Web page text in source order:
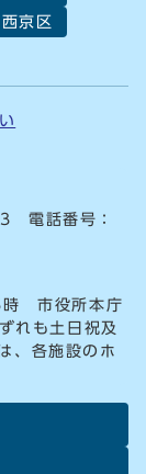
西京区
電話番号：
時 市役所本庁
れも土日祝及
、各施設のホ